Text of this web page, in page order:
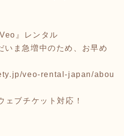
』レンタル
いま急増中のため、お早め
veo-rental-japan/abou
ブチケット対応！